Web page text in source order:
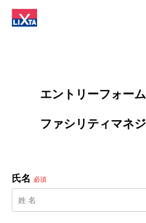
        エントリーフォーム
氏名 必須